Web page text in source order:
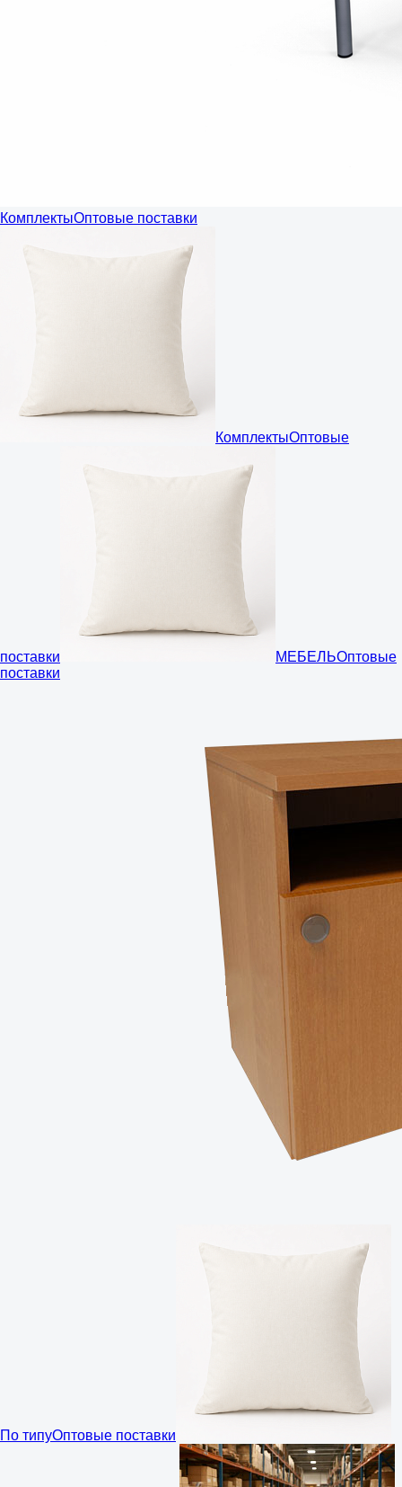
КомплектыОптовые поставки
КомплектыОптовые
поставки МЕБЕЛЬОптовые
поставки
По типуОптовые поставки